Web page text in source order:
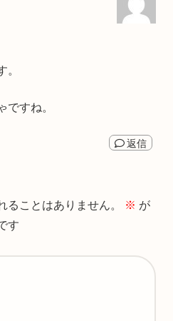
。
ですね。
返信
ることはありません。 ※ が
す